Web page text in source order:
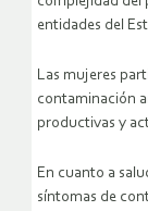
entidades del
Las mujeres
contaminación
productivas y
En cuanto a
síntomas de